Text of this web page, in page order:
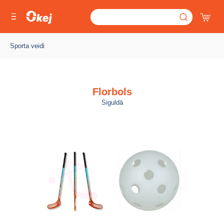
Sporta veidi
Florbols
Siguldā